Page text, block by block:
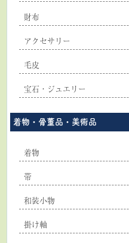
財布
アクセサリー
毛皮
宝石・ジュエリー
着物・骨董品・美術品
着物
帯
和装小物
掛け軸